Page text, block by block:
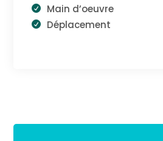
Main d’oeuvre
Déplacement